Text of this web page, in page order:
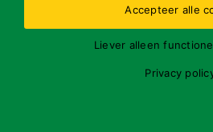
Office opening hours:
ma-vr 7.00-16.00 uur
Please report malfunctions
Accepteer alle
Liever alleen
Privacy